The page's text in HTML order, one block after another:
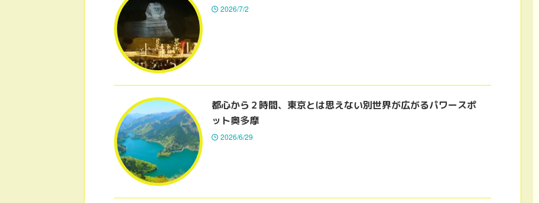
2026/7/2
都心から２時間、東京とは思えない別世界が広がるパワースポ
ット奥多摩
2026/6/29